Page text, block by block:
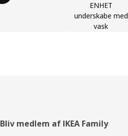
ENHET
underskabe med
vask
Footer
Bliv medlem af IKEA Family